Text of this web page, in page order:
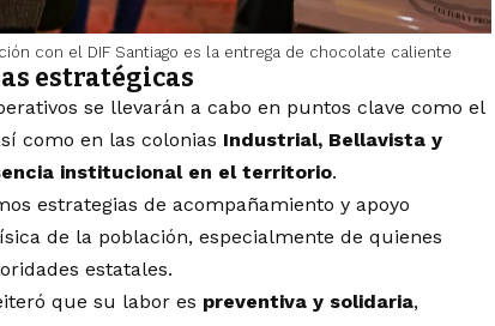
con el DIF Santiago es la entrega de chocolate caliente
estratégicas
se llevarán a cabo en puntos clave como el
como en las colonias Industrial, Bellavista y
institucional en el territorio.
estrategias de acompañamiento y apoyo
de la población, especialmente de quienes
estatales.
que su labor es preventiva y solidaria,